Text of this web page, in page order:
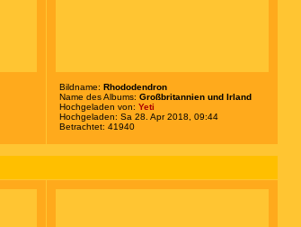
Bildname: Rhododendron
Name des Albums: Großbritannien und Irland
Hochgeladen von: Yeti
Hochgeladen: Sa 28. Apr 2018, 09:44
Betrachtet: 41940